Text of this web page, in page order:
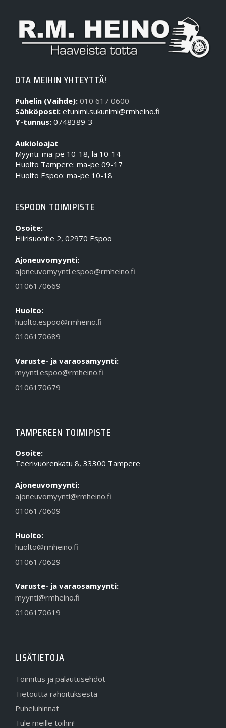
OTA MEIHIN YHTEYTTÄ!
Puhelin (Vaihde): 010 617 0600
Sähköposti: etunimi.sukunimi@rmheino.fi
Y-tunnus: 0748389-3
Aukioloajat
Myynti: ma-pe 10-18, la 10-14
Huolto Tampere: ma-pe 09-17
Huolto Espoo: ma-pe 10-18
ESPOON TOIMIPISTE
Osoite:
Hiirisuontie 2, 02970 Espoo
Ajoneuvomyynti:
ajoneuvomyynti.espoo@rmheino.fi
0106170669
Huolto:
huolto.espoo@rmheino.fi
0106170689
Varuste- ja varaosamyynti:
myynti.espoo@rmheino.fi
0106170679
TAMPEREEN TOIMIPISTE
Osoite:
Teerivuorenkatu 8, 33300 Tampere
Ajoneuvomyynti:
ajoneuvomyynti@rmheino.fi
0106170609
Huolto:
huolto@rmheino.fi
0106170629
Varuste- ja varaosamyynti:
myynti@rmheino.fi
0106170619
LISÄTIETOJA
Toimitus ja palautusehdot
Tietoutta rahoituksesta
Puheluhinnat
Tule meille töihin!